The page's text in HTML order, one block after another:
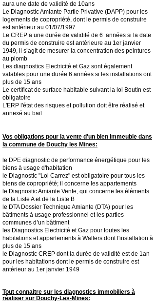
aura une date de validité de 10ans
Le Diagnostic Amiante Partie Privative (DAPP) pour les
logements de copropriété, dont le permis de construire
est antérieur au 01/07/1997
Le CREP a une durée de validité de 6 années si la date
du permis de construire est antérieure au 1er janvier
1949, il s’agit de mesurer la concentration des peintures
au plomb
Les diagnostics Electricité et Gaz sont également
valables pour une durée 6 années si les installations ont
plus de 15 ans
Le certificat de surface habitable suivant la loi Boutin est
obligatoire
L'ERP l'état des risques et pollution doit être réalisé et
annexé au bail
Vos obligations pour la vente d'un bien immeuble dans
la commune de Douchy les Mines:
le DPE diagnostic de performance énergétique pour les
biens à usage d'habitation
le Diagnostic "Loi Carrez" est obligatoire pour tous les
biens de copropriété; il concerne les appartements
le Diagnostic Amiante Vente, qui concerne les éléments
de la Liste A et de la Liste B
le DTA Dossier Technique Amiante (DTA) pour les
bâtiments à usage professionnel et les parties
communes d’un bâtiment
les Diagnostics Electricité et Gaz pour toutes les
habitations et appartements à Wallers dont l'installation à
plus de 15 ans
le Diagnostic CREP dont la durée de validité est de 1an
pour les habitations dont le permis de construire est
antérieur au 1er janvier 1949
Tout connaitre sur les diagnostics immobiliers à
réaliser sur Douchy-Les-Mines: